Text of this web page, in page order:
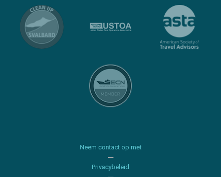
Neem contact op met
Privacybeleid